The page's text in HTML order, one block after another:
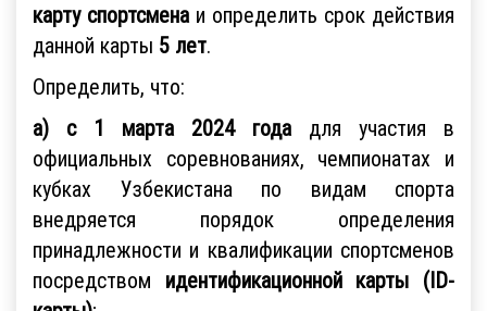
карту спортсмена и определить срок действия
данной карты 5 лет.
Определить, что:
а) с 1 марта 2024 года для участия в
официальных соревнованиях, чемпионатах и
кубках Узбекистана по видам спорта
внедряется порядок определения
принадлежности и квалификации спортсменов
посредством идентификационной карты (ID-